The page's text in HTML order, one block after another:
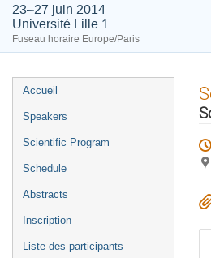
23–27 juin 2014
Université Lille 1
Fuseau horaire Europe/Paris
Menu
de
Accueil
Speakers
Scientific Program
Schedule
Abstracts
Inscription
Liste des participants